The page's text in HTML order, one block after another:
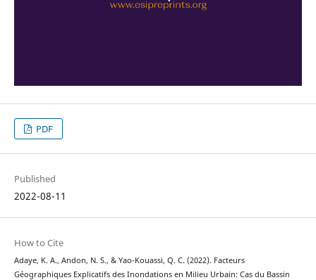
PDF
Published
2022-08-11
How to Cite
Adaye, K. A., Andon, N. S., & Yao-Kouassi, Q. C. (2022). Facteurs
Géographiques Explicatifs des Inondations en Milieu Urbain: Cas du Bassin